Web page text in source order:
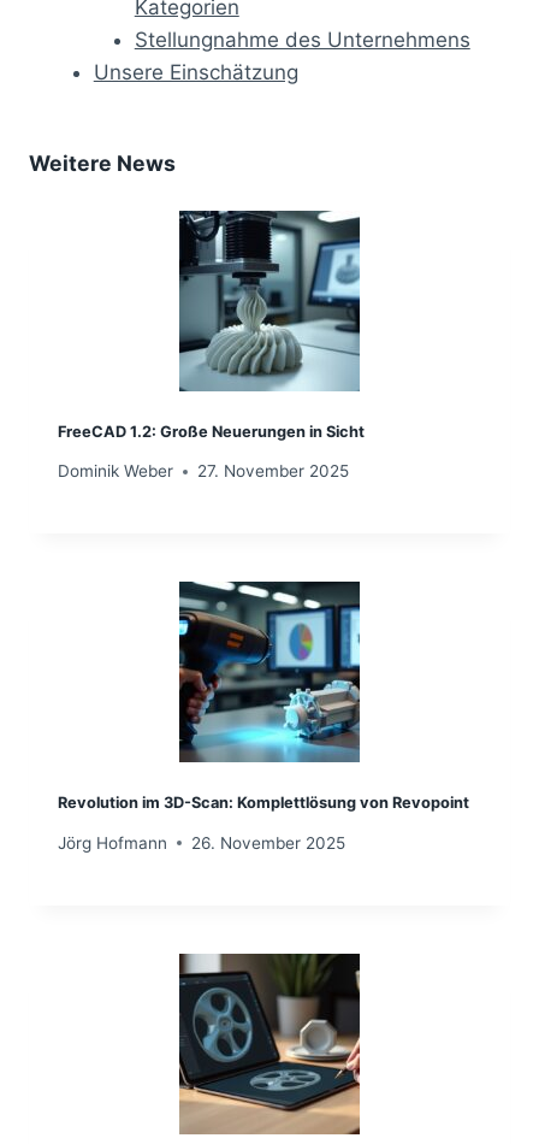
Kategorien
Stellungnahme des Unternehmens
Unsere Einschätzung
Weitere News
FreeCAD 1.2: Große Neuerungen in Sicht
Dominik Weber 27. November 2025
Revolution im 3D-Scan: Komplettlösung von Revopoint
Jörg Hofmann 26. November 2025